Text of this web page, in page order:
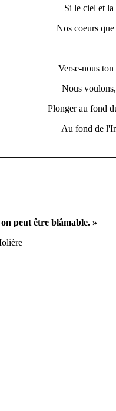
Si le ciel et
Nos coeurs
Verse-nous
Nous
Plonger au fond
Au fond de
on peut être blâmable. »